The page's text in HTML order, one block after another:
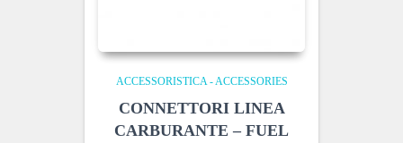
ACCESSORISTICA - ACCESSORIES
CONNETTORI LINEA
CARBURANTE – FUEL